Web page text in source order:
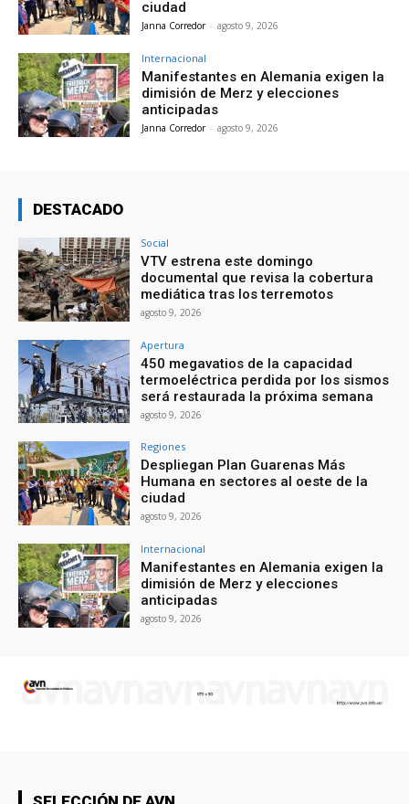
ciudad
Janna Corredor - agosto 9, 2026
Internacional
Manifestantes en Alemania exigen la
dimisión de Merz y elecciones
anticipadas
Janna Corredor - agosto 9, 2026
DESTACADO
Social
VTV estrena este domingo
documental que revisa la cobertura
mediática tras los terremotos
agosto 9, 2026
Apertura
450 megavatios de la capacidad
termoeléctrica perdida por los sismos
será restaurada la próxima semana
agosto 9, 2026
Regiones
Despliegan Plan Guarenas Más
Humana en sectores al oeste de la
ciudad
agosto 9, 2026
Internacional
Manifestantes en Alemania exigen la
dimisión de Merz y elecciones
anticipadas
agosto 9, 2026